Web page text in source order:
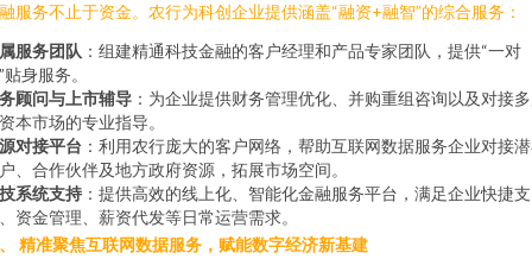
服务不止于资金。农行为科创企业提供涵盖“融资+融智”的综合服务：
服务团队 ：组建精通科技金融的客户经理和产品专家团队，提供“一对
贴身服务。
顾问与上市辅导 ：为企业提供财务管理优化、并购重组咨询以及对接
本市场的专业指导。
对接平台 ：利用农行庞大的客户网络，帮助互联网数据服务企业对接
、合作伙伴及地方政府资源，拓展市场空间。
系统支持 ：提供高效的线上化、智能化金融服务平台，满足企业快捷支
资金管理、薪资代发等日常运营需求。
精准聚焦互联网数据服务，赋能数字经济新基建